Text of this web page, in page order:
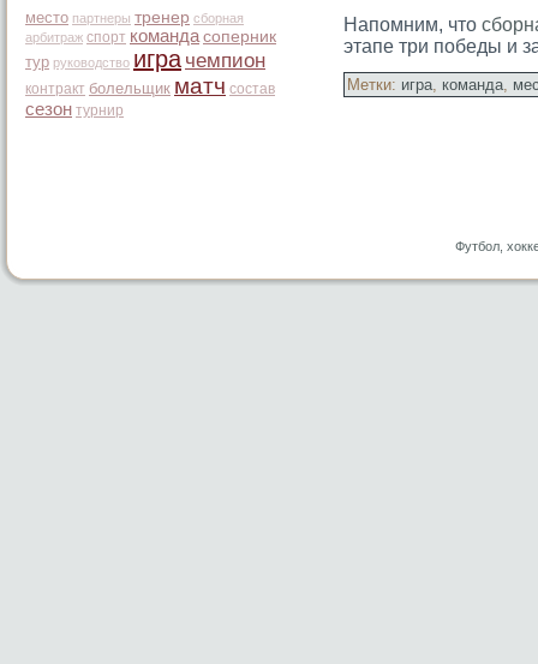
место партнеры тренер сборная
арбитраж спорт команда соперник
тур руководство игра чемпион
контракт болельщик матч состав
сезон турнир
Напомним, что
этапе три победы и
Метки: игра, команда,
Футбол,